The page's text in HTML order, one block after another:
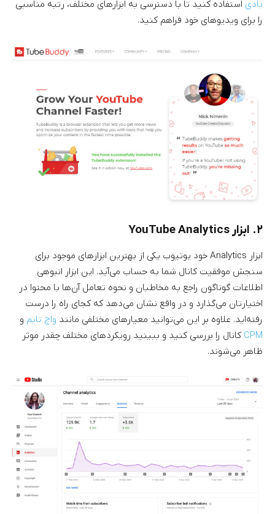
بادی استفاده کنید تا با دسترسی به ابزارهای مختلف، رتبه مناسبی
را برای ویدیوهای خود فراهم کنید.
۲. ابزار YouTube Analytics
ابزار Analytics خود یوتیوب یکی از بهترین ابزارهای موجود برای
سنجش موفقیت کانال شما به حساب می‌آید. این ابزار انبوهی
اطلاعات گوناگون راجع به مخاطبان و نحوه تعامل آن‌ها با محتوا در
اختیارتان می‌گذارد و در واقع نشان می‌دهد که کجای راه را درست
رفته‌اید. علاوه بر این می‌توانید معیارهای مختلفی مانند واچ تایم و
CPM کانال را بررسی کنید و ببینید رویکردهای مختلف چقدر موثر
ظاهر می‌شوند.